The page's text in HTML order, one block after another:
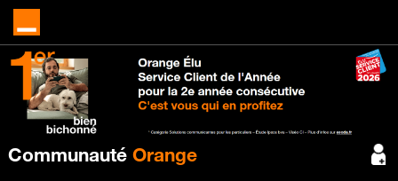
Communauté Orange